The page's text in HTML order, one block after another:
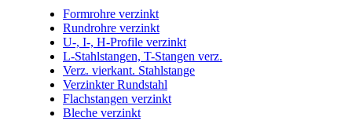
Formrohre verzinkt
Rundrohre verzinkt
U-, I-, H-Profile verzinkt
L-Stahlstangen, T-Stangen verz.
Verz. vierkant. Stahlstange
Verzinkter Rundstahl
Flachstangen verzinkt
Bleche verzinkt